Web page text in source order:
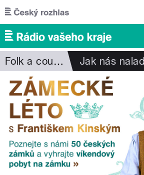
Přejít k hlavnímu obsahu
Folk a country Jak nás